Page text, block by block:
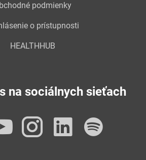
podmienky
o prístupnosti
HEALTHHUB
na sociálnych sieťach
YouTube
Instagram